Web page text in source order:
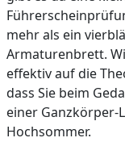
mehr als ein
Armaturenbrett.
effektiv auf die
dass Sie beim
einer Ganzkörper-
Hochsommer.